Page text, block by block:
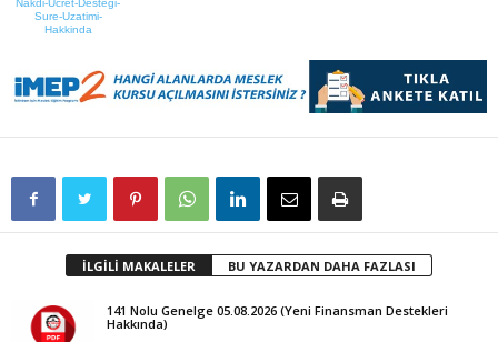
Nakdi-Ucret-Destegi-
Sure-Uzatimi-
Hakkinda
İLGİLİ MAKALELER BU YAZARDAN DAHA FAZLASI
141 Nolu Genelge 05.08.2026 (Yeni Finansman Destekleri
Hakkında)